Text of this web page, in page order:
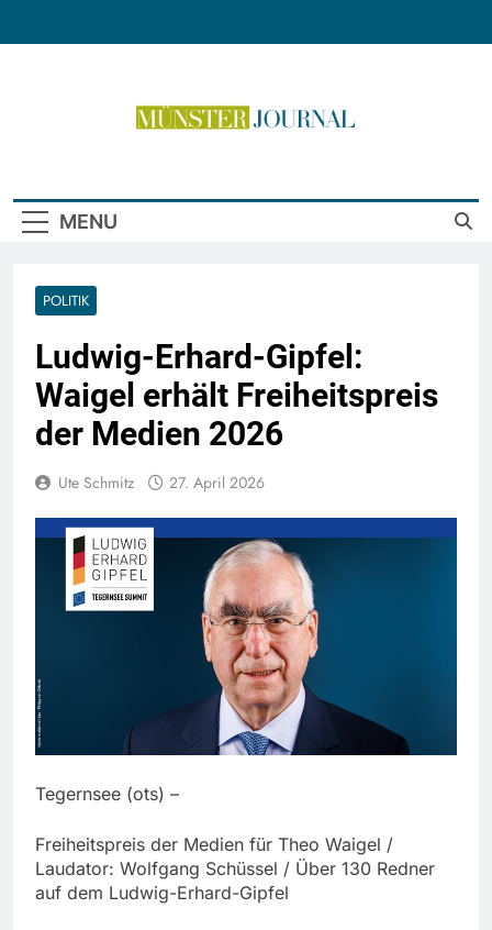
MENU
POLITIK
Ludwig-Erhard-Gipfel:
Waigel erhält Freiheitspreis
der Medien 2026
Ute Schmitz 27. April 2026
Tegernsee (ots) –
Freiheitspreis der Medien für Theo Waigel /
Laudator: Wolfgang Schüssel / Über 130 Redner
auf dem Ludwig-Erhard-Gipfel